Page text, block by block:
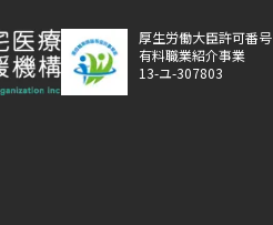
厚生労働大臣許可番号
有料職業紹介事業
13-ユ-307803